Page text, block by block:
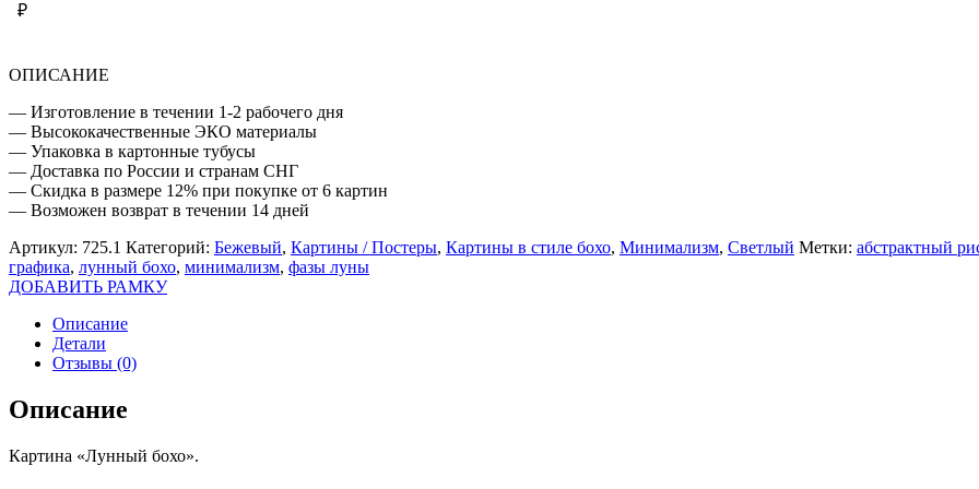
₽
ОПИСАНИЕ
— Изготовление в течении 1-2 рабочего дня
— Высококачественные ЭКО материалы
— Упаковка в картонные тубусы
— Доставка по России и странам СНГ
— Скидка в размере 12% при покупке от 6 картин
— Возможен возврат в течении 14 дней
Артикул: 725.1 Категорий: Бежевый, Картины / Постеры, Картины в стиле бохо, Минимализм, Светлый Метки: абстрактный
графика, лунный бохо, минимализм, фазы луны
ДОБАВИТЬ РАМКУ
Описание
Детали
Отзывы (0)
Описание
Картина «Лунный бохо».